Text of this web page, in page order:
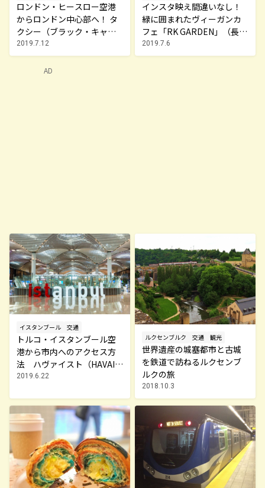
ロンドン・ヒースロー空港
からロンドン中心部へ！ タ
クシー（ブラック・キャ
ブ）の利用方法
2019.7.12
インスタ映え間違いなし！
緑に囲まれたヴィーガンカ
フェ「RK GARDEN」（長野
県軽井沢町）
2019.7.6
イスタンブール 交通
トルコ・イスタンブール空
港から市内へのアクセス方
法 ハヴァイスト（HAVAIS
T）の乗り方・運賃の払い方
2019.6.22
ルクセンブルク 交通 観光
世界遺産の城塞都市と古城
を鉄道で訪ねるルクセンブ
ルクの旅
2018.10.3
AD